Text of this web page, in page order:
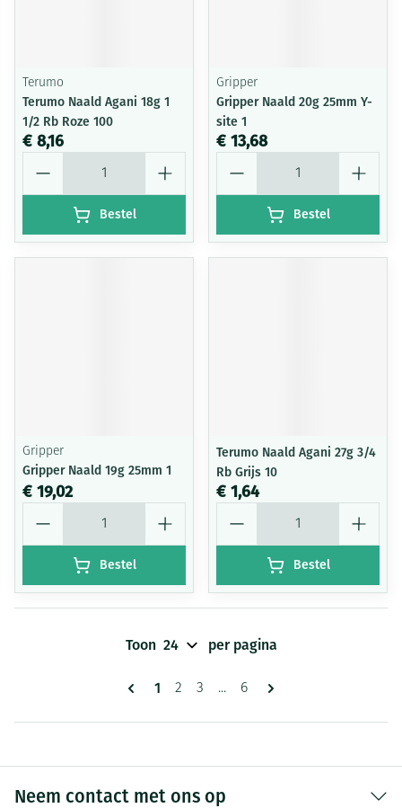
Terumo
Terumo Naald Agani 18g 1
1/2 Rb Roze 100
€ 8,16
Bestel
Gripper
Gripper Naald 20g 25mm Y-
site 1
€ 13,68
Bestel
Gripper
Gripper Naald 19g 25mm 1
€ 19,02
Bestel
Terumo Naald Agani 27g 3/4
Rb Grijs 10
€ 1,64
Bestel
Pagina's
U lees momenteel pagina
1 Pagina
2 Pagina
3 ... Pagina
6
Toon per pagina
Neem contact met ons op